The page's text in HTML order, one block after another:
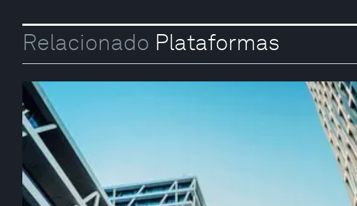
Relacionado Plataformas